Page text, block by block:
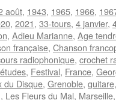
août, 1943, 1965, 1966,
, 2021, 33-tours, 4 janvier,
, Adieu Marianne, Age
française, Chanson
radiophonique, crochet
études, Festival, France,
du Disque, Grenoble, guitare
, Les Fleurs du Mal, Marseille